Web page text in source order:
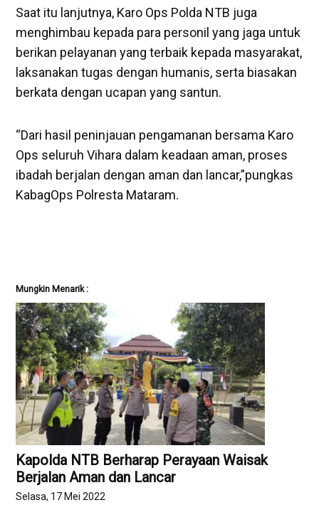
Saat itu lanjutnya, Karo Ops Polda NTB juga
menghimbau kepada para personil yang jaga untuk
berikan pelayanan yang terbaik kepada masyarakat,
laksanakan tugas dengan humanis, serta biasakan
berkata dengan ucapan yang santun.
“Dari hasil peninjauan pengamanan bersama Karo
Ops seluruh Vihara dalam keadaan aman, proses
ibadah berjalan dengan aman dan lancar,”pungkas
KabagOps Polresta Mataram.
Mungkin Menarik :
Kapolda NTB Berharap Perayaan Waisak
Berjalan Aman dan Lancar
Selasa, 17 Mei 2022